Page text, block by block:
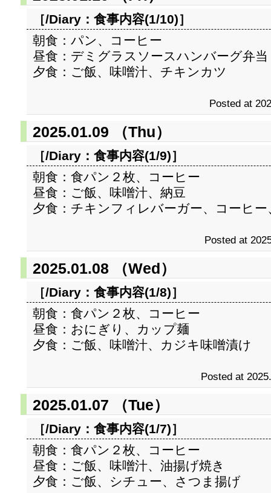
［/Diary： 食事内容(1/10)］
朝食：パン、コーヒー
昼食：デミグラスソースハンバーグ弁当
夕食：ご飯、味噌汁、チキンカツ
Posted at
2025.01.09 （Thu）
［/Diary： 食事内容(1/9)］
朝食：食パン２枚、コーヒー
昼食：ご飯、味噌汁、納豆
夕食：チキンフィレバーガー、コーヒ
Posted at
2025.01.08 （Wed）
［/Diary： 食事内容(1/8)］
朝食：食パン２枚、コーヒー
昼食：おにぎり、カップ麺
夕食：ご飯、味噌汁、カジキ味噌漬け
Posted at
2025.01.07 （Tue）
［/Diary： 食事内容(1/7)］
朝食：食パン２枚、コーヒー
昼食：ご飯、味噌汁、油揚げ焼き
夕食：ご飯、シチュー、さつま揚げ